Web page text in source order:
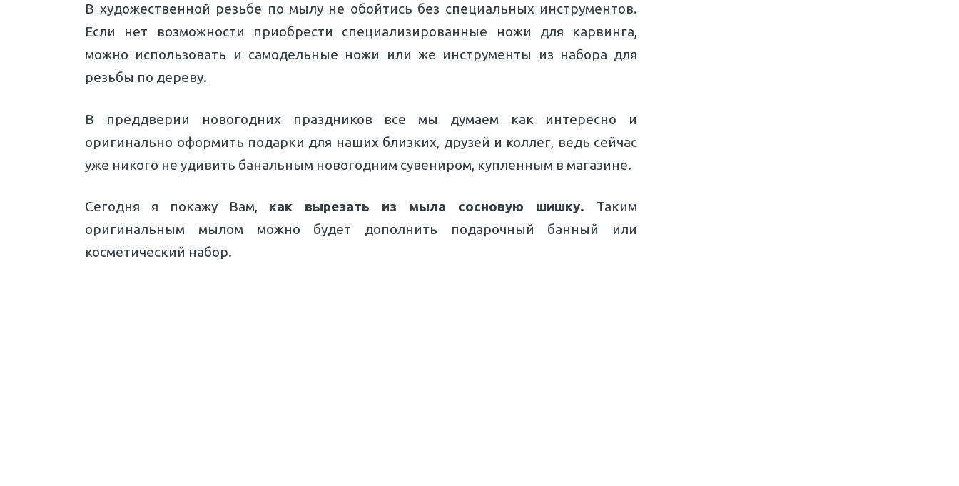
В художественной резьбе по мылу не обойтись без специальных инструментов.
Если нет возможности приобрести специализированные ножи для карвинга,
можно использовать и самодельные ножи или же инструменты из набора для
резьбы по дереву.
В преддверии новогодних праздников все мы думаем как интересно и
оригинально оформить подарки для наших близких, друзей и коллег, ведь сейчас
уже никого не удивить банальным новогодним сувениром, купленным в магазине.
Сегодня я покажу Вам, как вырезать из мыла сосновую шишку. Таким
оригинальным мылом можно будет дополнить подарочный банный или
косметический набор.